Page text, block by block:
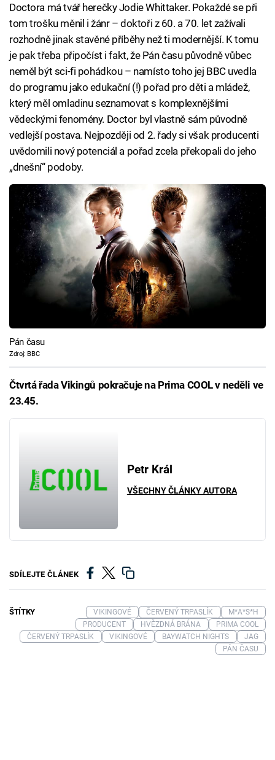
Doctora má tvář herečky Jodie Whittaker. Pokaždé se při
tom trošku měnil i žánr – doktoři z 60. a 70. let zažívali
rozhodně jinak stavěné příběhy než ti modernější. K tomu
je pak třeba připočíst i fakt, že Pán času původně vůbec
neměl být sci-fi pohádkou – namísto toho jej BBC uvedla
do programu jako edukační (!) pořad pro děti a mládež,
který měl omladinu seznamovat s komplexnějšími
vědeckými fenomény. Doctor byl vlastně sám původně
vedlejší postava. Nejpozději od 2. řady si však producenti
uvědomili nový potenciál a pořad zcela překopali do jeho
„dnešní“ podoby.
Pán času
Zdroj: BBC
Čtvrtá řada Vikingů pokračuje na Prima COOL v neděli ve
23.45.
Petr Král
VŠECHNY ČLÁNKY AUTORA
SDÍLEJTE ČLÁNEK
ŠTÍTKY VIKINGOVÉ ČERVENÝ TRPASLÍK
M*A*S*H
PRODUCENT
HVĚZDNÁ BRÁNA
PRIMA COOL
ČERVENÝ TRPASLÍK
VIKINGOVÉ BAYWATCH NIGHTS
JAG
PÁN ČASU